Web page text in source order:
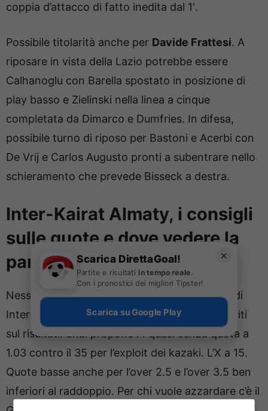
coppia d’attacco di fatto inedita dal 1′.
Possibile titolarità anche per Davide Frattesi. A
riposare in vista della Lazio potrebbe essere
Calhanoglu con Barella spostato in posizione di
play basso e Zielinski nella linea a cinque
completata da Dimarco e Dumfries. In difesa,
possibile turno di riposo per Bastoni e Acerbi con
De Vrij e Carlos Augusto pronti a subentrare nello
schieramento che prevede Bisseck a destra.
Inter-Kairat Almaty, i consigli
sulle quote e dove vedere la
partita
Nessun dubbio per i bookmakers nelle quote di
Inter-Kairat con i nerazzurri nettamente favoriti
sul risultati. Snai propone l’1 quasi senza quota a
1.03 contro il 35 per l’exploit dei kazaki. L’X a 15.
Quote basse anche per l’over 2.5 e l’over 3.5 ben
inferiori al raddoppio. Per chi vuole azzardare c’è il
✕
Scarica DirettaGoal!
Partite e risultati in tempo reale.
Con i pronostici dei migliori Tipster!
Scarica su Google Play